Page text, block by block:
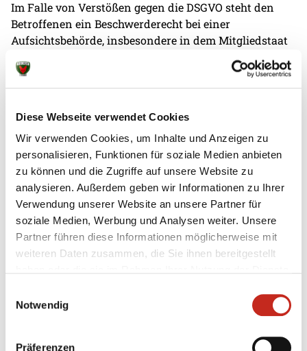
Diese Webseite verwendet Cookies
Wir verwenden Cookies, um Inhalte und Anzeigen zu
personalisieren, Funktionen für soziale Medien anbieten
zu können und die Zugriffe auf unsere Website zu
analysieren. Außerdem geben wir Informationen zu Ihrer
Verwendung unserer Website an unsere Partner für
soziale Medien, Werbung und Analysen weiter. Unsere
Partner führen diese Informationen möglicherweise mit
weiteren Daten zusammen, die Sie ihnen bereitgestellt
Notwendig
Präferenzen
Im Falle von Verstößen gegen die DSGVO steht den
Betroffenen ein Beschwerderecht bei einer
Aufsichtsbehörde, insbesondere in dem Mitgliedstaat
ihres gewöhnlichen Aufenthalts, ihres Arbeitsplatzes
oder des Orts des mutmaßlichen Verstoßes zu. Das
Beschwerderecht besteht unbeschadet anderweitiger
Rechtsbehelfe.
Recht auf Daten­übertrag­barkeit
Sie haben das Recht, Daten, die wir auf Grundlage
Ihrer Einwilligung oder in Erfüllung eines Vertrags
automatisiert verarbeiten, an sich oder an einen
Dritten in einem gängigen, maschinenlesbaren Format
aushändigen zu lassen. Sofern Sie die direkte